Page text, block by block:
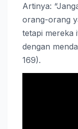
Artinya:
orang-orang
tetapi mereka
dengan
169).